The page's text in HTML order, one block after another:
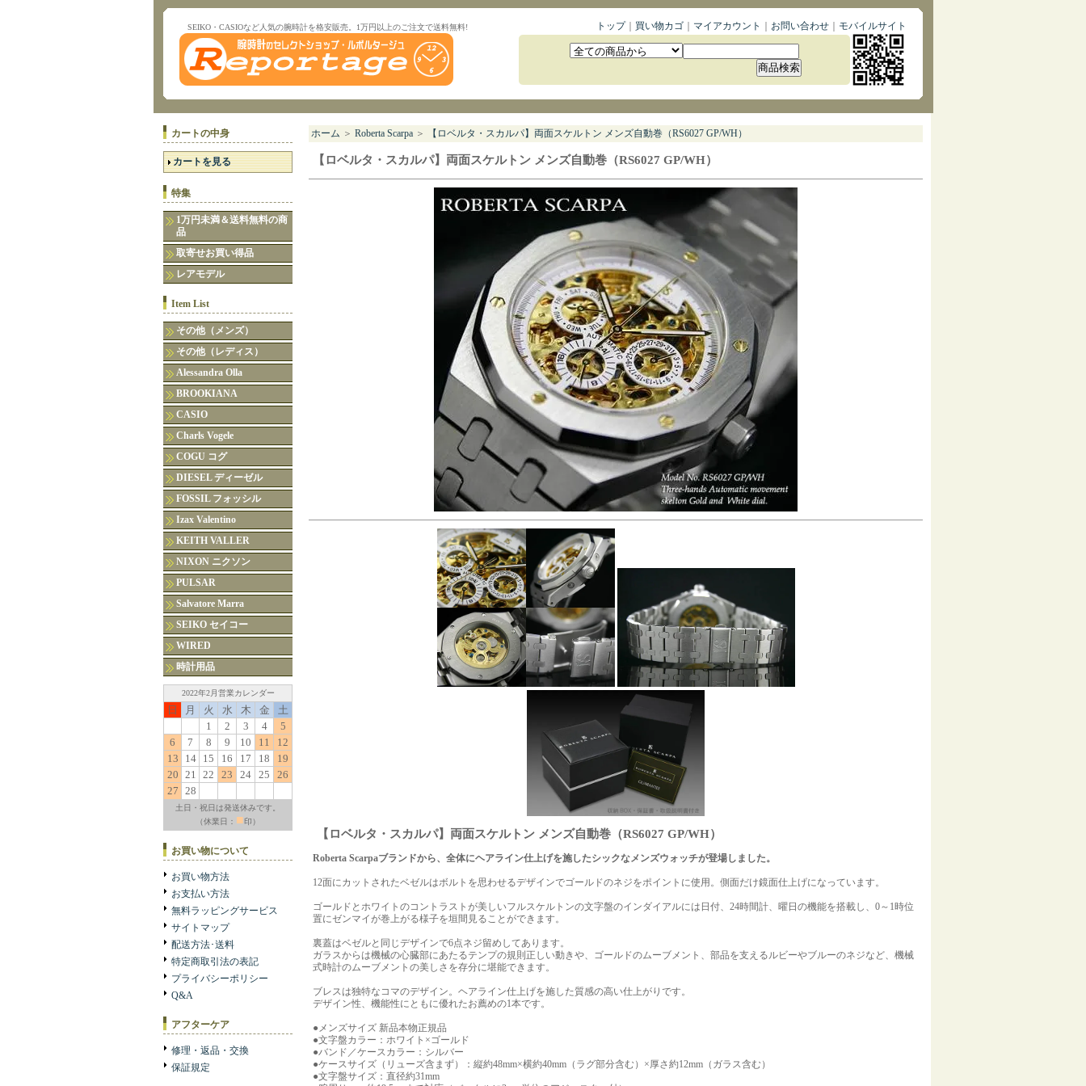
SEIKO・CASIOなど人気の腕時計を格安販売。1万円以上のご注文で送料無料! トップ｜ 買い物カゴ マイアカウント お問い合わせ モバイルサイト
カートの中身
カートを見る
特集
1万円未満＆送料無料の商
品
取寄せお買い得品
レアモデル
Item List
その他（メンズ）
その他（レディス）
Alessandra Olla
BROOKIANA
CASIO
Charls Vogele
COGU コグ
DIESEL ディーゼル
FOSSIL フォッシル
Izax Valentino
KEITH VALLER
NIXON ニクソン
PULSAR
Salvatore Marra
SEIKO セイコー
WIRED
時計用品
2022年2月営業カレンダー
日 月 火 水 木 金
土
1
2 3 4
5
6
7 8 9 10 11
12
13
14 15 16 17 18
19
20 21 22 23 24 25
26
27 28
土日・祝日は発送休みです。
（休業日： ■印）
お買い物について
お買い物方法
お支払い方法
無料ラッピングサービス
サイトマップ
配送方法･送料
特定商取引法の表記
プライバシーポリシー
Q&A
アフターケア
修理・返品・交換
保証規定
ホーム ＞ Roberta Scarpa ＞ 【ロベルタ・スカルパ】両面スケルトン メンズ自動巻（RS6027 GP/WH）
【ロベルタ・スカルパ】両面スケルトン メンズ自動巻（RS6027 GP/WH）
【ロベルタ・スカルパ】両面スケルトン メンズ自動巻（RS6027 GP/WH）
Roberta Scarpaブランドから、全体にヘアライン仕上げを施したシックなメンズウォッチが登場しました。
12面にカットされたベゼルはボルトを思わせるデザインでゴールドのネジをポイントに使用。側面だけ鏡面仕上げになっています。
ゴールドとホワイトのコントラストが美しいフルスケルトンの文字盤のインダイアルには日付、24時間計、曜日の機能を搭載し、0～1時位
置にゼンマイが巻上がる様子を垣間見ることができます。
裏蓋はベゼルと同じデザインで6点ネジ留めしてあります。
ガラスからは機械の心臓部にあたるテンプの規則正しい動きや、ゴールドのムーブメント、部品を支えるルビーやブルーのネジなど、機械
式時計のムーブメントの美しさを存分に堪能できます。
ブレスは独特なコマのデザイン。ヘアライン仕上げを施した質感の高い仕上がりです。
デザイン性、機能性にともに優れたお薦めの1本です。
●メンズサイズ 新品本物正規品
●文字盤カラー：ホワイト×ゴールド
●バンド／ケースカラー：シルバー
●ケースサイズ（リューズ含まず）：縦約48mm×横約40mm（ラグ部分含む）×厚さ約12mm（ガラス含む）
●文字盤サイズ：直径約31mm